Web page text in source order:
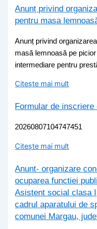
Anunț privind
pentru masa
Anunț privind
masă lemnoasă pe
intermediare pentru
Citește mai mult
Formular de
20260807104747451
Citește mai mult
Anunt- organizare
ocuparea functiei
Asistent social clasa
cadrul aparatului de
comunei Margau,